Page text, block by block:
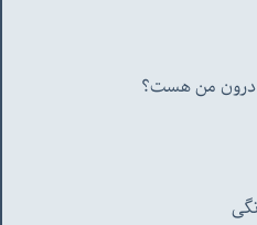
درون من هست؟